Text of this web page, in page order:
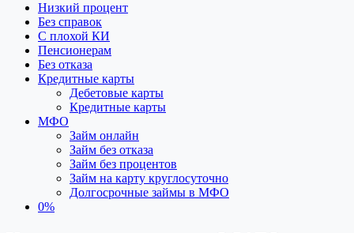
Низкий процент
Без справок
С плохой КИ
Пенсионерам
Без отказа
Кредитные карты
Дебетовые карты
Кредитные карты
МФО
Займ онлайн
Займ без отказа
Займ без процентов
Займ на карту круглосуточно
Долгосрочные займы в МФО
0%